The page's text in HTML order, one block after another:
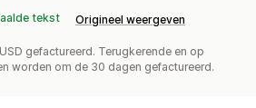
tekst Origineel weergeven
gefactureerd. Terugkerende en op
worden om de 30 dagen gefactureerd.